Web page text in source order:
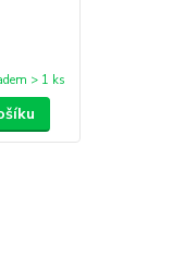
> 1 ks